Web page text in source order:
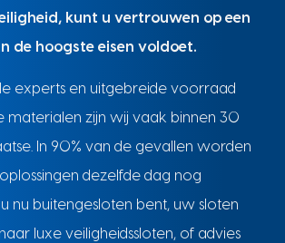
kunt u vertrouwen op een
de hoogste eisen voldoet.
experts en uitgebreide voorraad
materialen zijn wij vaak binnen 30
In 90% van de gevallen worden
dezelfde dag nog
nu buitengesloten bent, uw sloten
luxe veiligheidssloten, of advies